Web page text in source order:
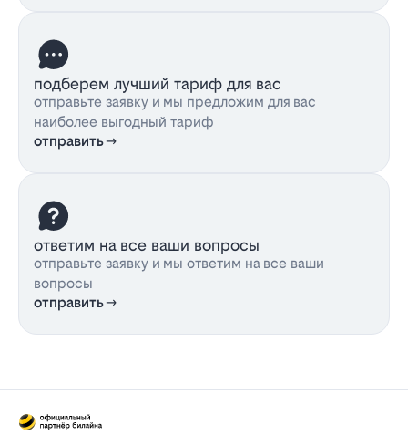
подберем лучший тариф для вас
отправьте заявку и мы предложим для вас
наиболее выгодный тариф
отправить
ответим на все ваши вопросы
отправьте заявку и мы ответим на все ваши
вопросы
отправить